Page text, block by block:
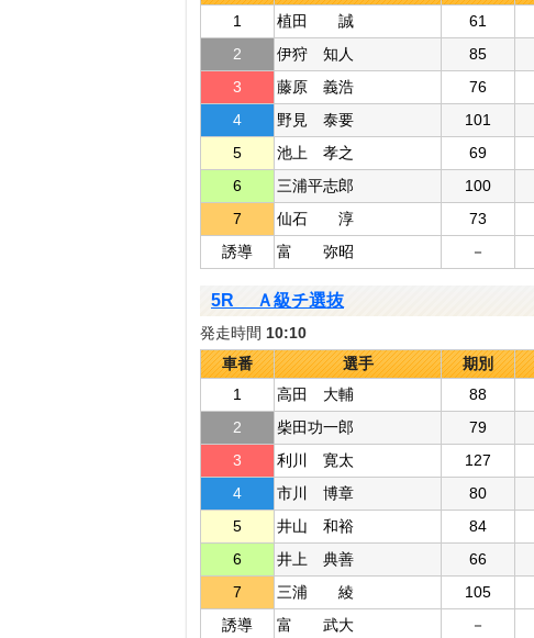
1
植田 誠 61
2
伊狩 知人 85
3
藤原 義浩 76
4
野見 泰要 101
5
池上 孝之 69
6
三浦平志郎 100
7
仙石 淳 73
誘導
富 弥昭 －
5R Ａ級チ選抜
発走時間 10:10
車番
選手 期別
1
高田 大輔 88
2
柴田功一郎 79
3
利川 寛太 127
4
市川 博章 80
5
井山 和裕 84
6
井上 典善 66
7
三浦 綾 105
誘導
富 武大 －